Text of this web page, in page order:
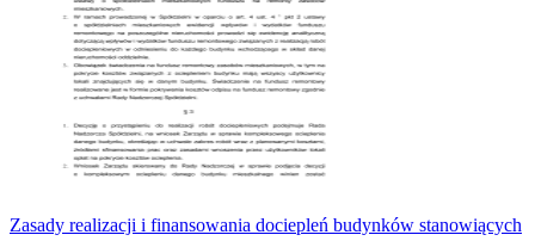
Zasady realizacji i finansowania dociepleń budynków stanowiących